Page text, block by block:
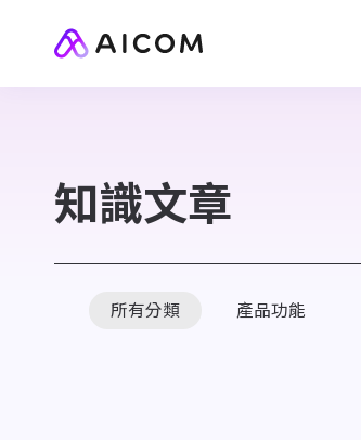
知識文章
所有分類 產品功能